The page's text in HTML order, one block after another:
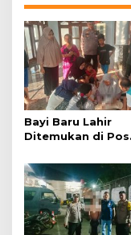
Bayi Baru Lahir
Ditemukan di Pos